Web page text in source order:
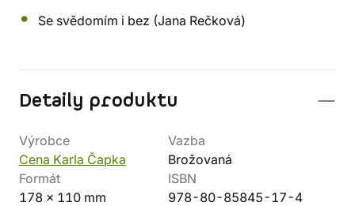
Se svědomím i bez (Jana Rečková)
Detaily produktu
Výrobce
Cena Karla Čapka
Vazba
Brožovaná
Formát
178 x 110 mm
ISBN
978-80-85845-17-4